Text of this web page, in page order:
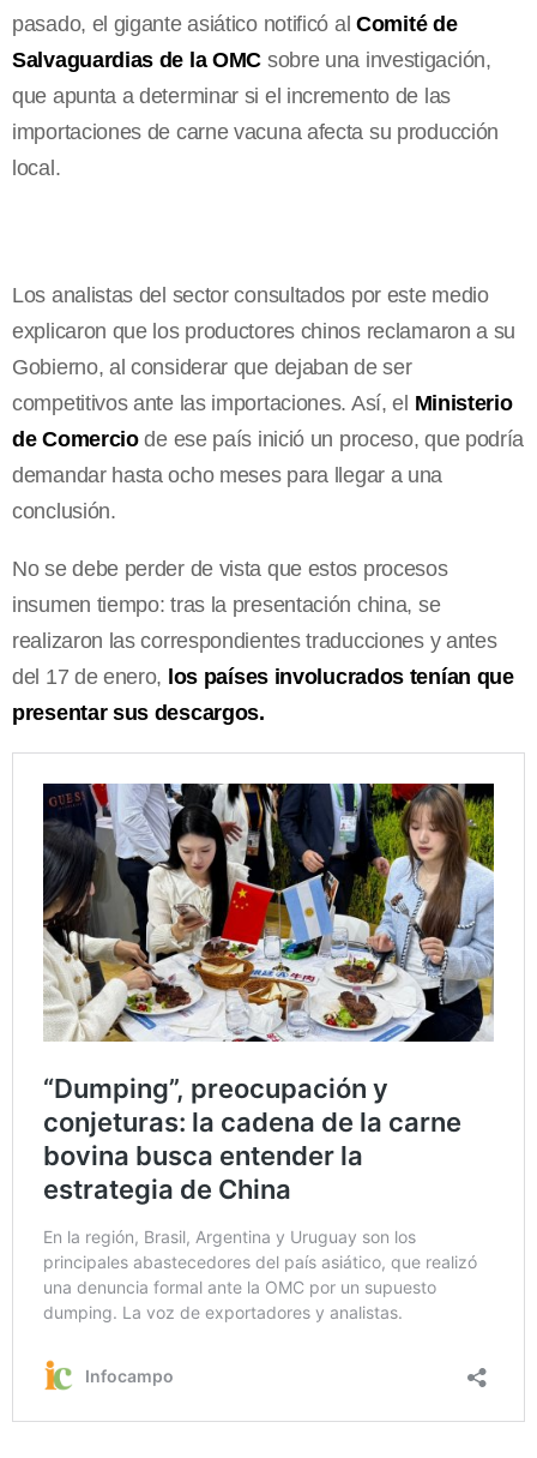
pasado, el gigante asiático notificó al Comité de
Salvaguardias de la OMC sobre una investigación,
que apunta a determinar si el incremento de las
importaciones de carne vacuna afecta su producción
local.
Los analistas del sector consultados por este medio
explicaron que los productores chinos reclamaron a su
Gobierno, al considerar que dejaban de ser
competitivos ante las importaciones. Así, el Ministerio
de Comerciode ese país inició un proceso, que podría
demandar hasta ocho meses para llegar a una
conclusión.
No se debe perder de vista que estos procesos
insumen tiempo: tras la presentación china, se
realizaron las correspondientes traducciones y antes
del 17 de enero, los países involucrados tenían que
presentar sus descargos.